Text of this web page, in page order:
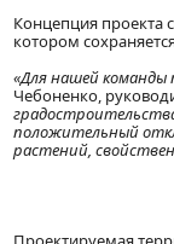
Концепция проекта
котором
«Для нашей
Чебоненко,
положительный
растений,